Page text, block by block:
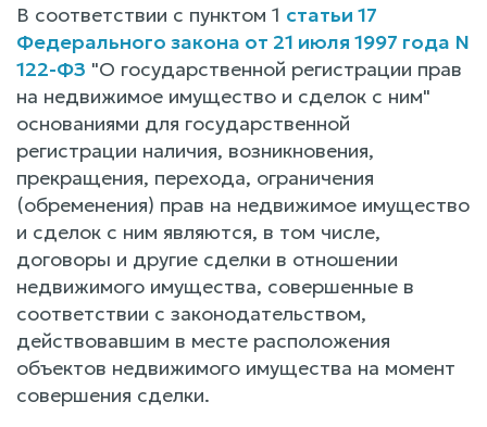
В соответствии с пунктом 1 статьи 17
Федерального закона от 21 июля 1997 года N
122-ФЗ "О государственной регистрации прав
на недвижимое имущество и сделок с ним"
основаниями для государственной
регистрации наличия, возникновения,
прекращения, перехода, ограничения
(обременения) прав на недвижимое имущество
и сделок с ним являются, в том числе,
договоры и другие сделки в отношении
недвижимого имущества, совершенные в
соответствии с законодательством,
действовавшим в месте расположения
объектов недвижимого имущества на момент
совершения сделки.